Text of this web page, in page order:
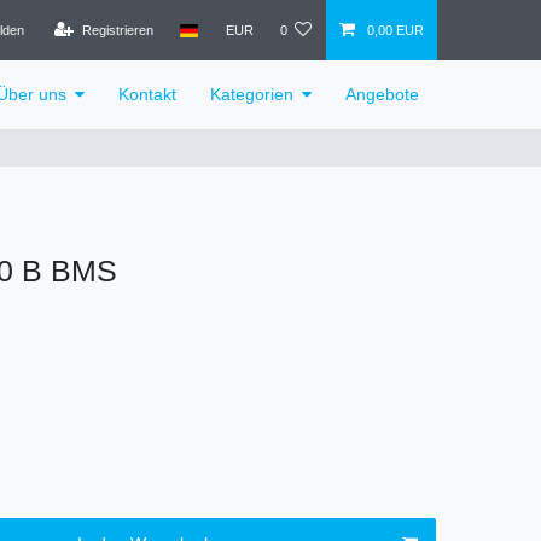
Registrieren EUR 0 0,00 EUR
uns Kontakt Kategorien Angebote
B BMS